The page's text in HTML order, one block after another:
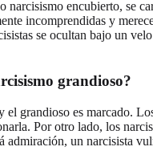
encubierto, se
incomprendidas y
se ocultan bajo un
grandioso?
grandioso es marcado.
Por otro lado, los
un narcisista